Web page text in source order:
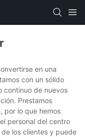
en una
con un sólido
continuo de nuevos
Prestamos
por lo que hemos
personal del centro
los clientes y puede